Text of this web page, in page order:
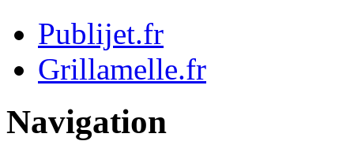
Publijet.fr
Grillamelle.fr
Navigation